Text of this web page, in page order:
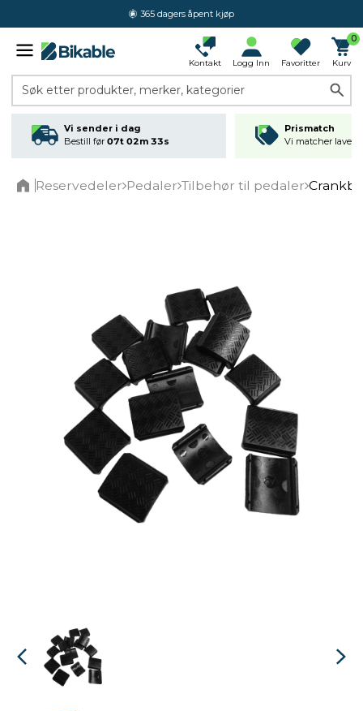
365 dagers åpent kjøp
Kontakt Logg Inn Favoritter
0
Kurv
Søk etter produkter, merker, kategorier
Vi sender i dag
Bestill før 07t 02m 32s
Prismatch
Vi matcher
Reservedeler Pedaler Tilbehør til pedaler